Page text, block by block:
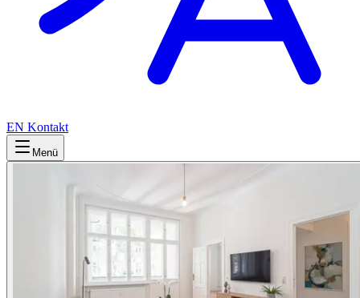
EN Kontakt
Menü